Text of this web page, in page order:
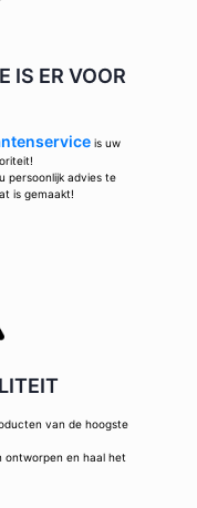
IS ER VOOR
is uw
persoonlijk advies te
is gemaakt!
van de hoogste
ontworpen en haal het